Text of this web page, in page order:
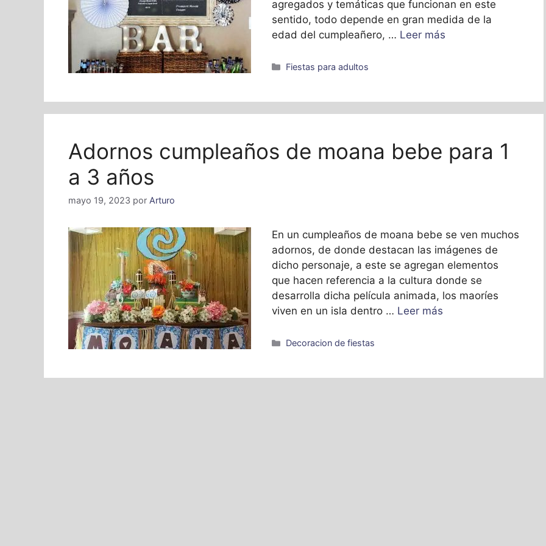
agregados y temáticas que funcionan en este
sentido, todo depende en gran medida de la
edad del cumpleañero, … Leer más
Categorías
Fiestas para adultos
Adornos cumpleaños de moana bebe para 1
a 3 años
mayo 19, 2023 por Arturo
En un cumpleaños de moana bebe se ven muchos
adornos, de donde destacan las imágenes de
dicho personaje, a este se agregan elementos
que hacen referencia a la cultura donde se
desarrolla dicha película animada, los maoríes
viven en un isla dentro … Leer más
Categorías
Decoracion de fiestas